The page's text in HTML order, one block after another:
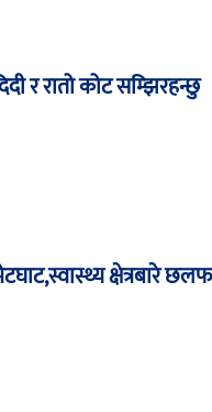
र रातो कोट सम्झिरहन्छु
क्षेत्रबारे